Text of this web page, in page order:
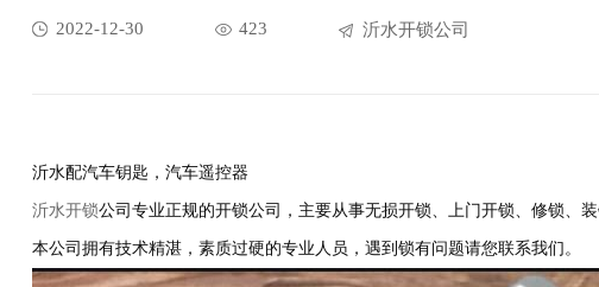
2022-12-30 423 沂水开锁公司
沂水配汽车钥匙，汽车遥控器
沂水开锁公司专业正规的开锁公司，主要从事无损开锁、上门开锁、修锁、
本公司拥有技术精湛，素质过硬的专业人员，遇到锁有问题请您联系我们。